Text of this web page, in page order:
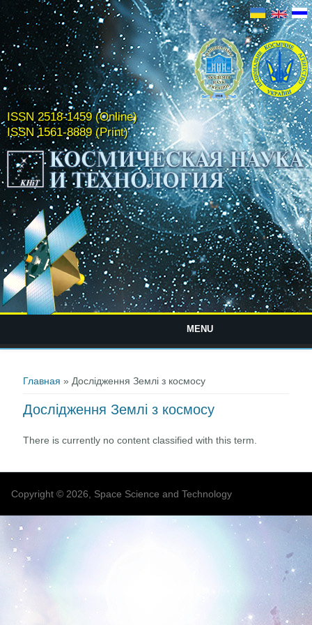
ISSN 2518-1459 (Online)
ISSN 1561-8889 (Print)
MENU
Главная » Дослідження Землі з космосу
Дослідження Землі з космосу
There is currently no content classified with this term.
Copyright © 2026, Space Science and Technology